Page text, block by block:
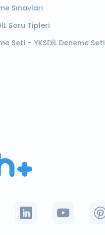
Sınavları
Soru Tipleri
Seti - YKSDİL Deneme Seti